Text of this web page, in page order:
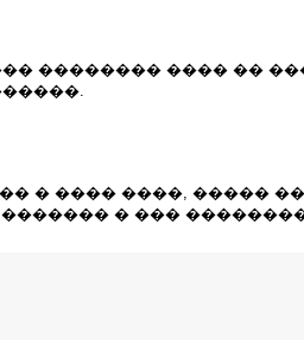
�������� ���� ��
� ���� ����, �����
� ���